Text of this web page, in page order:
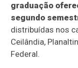
graduação
segundo
distribuídas nos
Ceilândia,
Federal.